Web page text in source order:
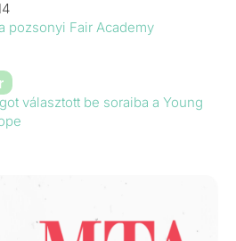
pozsonyi Fair Academy
választott be soraiba a Young